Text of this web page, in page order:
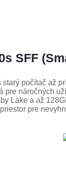
SFF
počítač až
pre náročných
Lake a až
pre